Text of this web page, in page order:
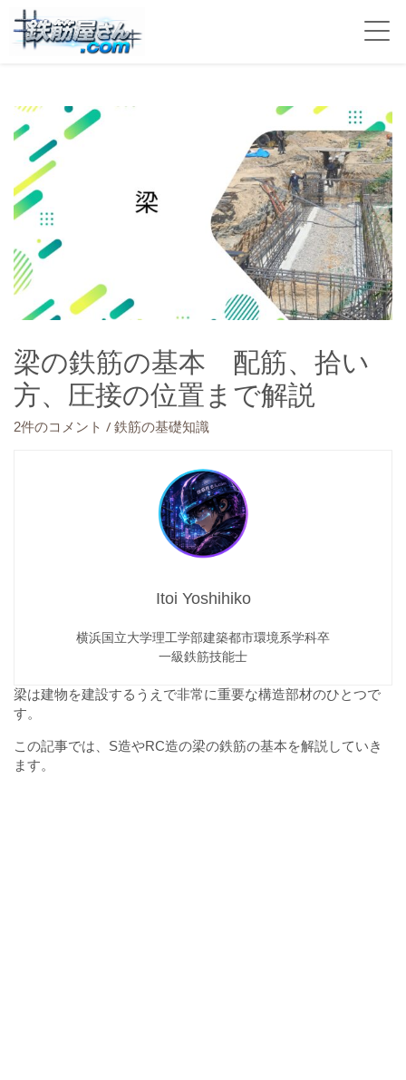
梁の鉄筋の基本 配筋、拾い
方、圧接の位置まで解説
2件のコメント / 鉄筋の基礎知識
Itoi Yoshihiko
横浜国立大学理工学部建築都市環境系学科卒
一級鉄筋技能士
梁は建物を建設するうえで非常に重要な構造部材のひとつで
す。
この記事では、S造やRC造の梁の鉄筋の基本を解説していき
ます。